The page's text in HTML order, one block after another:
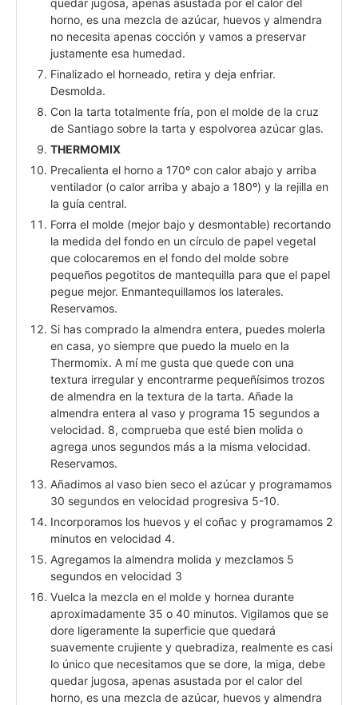
horno, es una mezcla de azúcar, huevos y almendra
no necesita apenas cocción y vamos a preservar
justamente esa humedad.
Finalizado el horneado, retira y deja enfriar.
Desmolda.
Con la tarta totalmente fría, pon el molde de la cruz
de Santiago sobre la tarta y espolvorea azúcar glas.
THERMOMIX
Precalienta el horno a 170º con calor abajo y arriba
ventilador (o calor arriba y abajo a 180º) y la rejilla en
la guía central.
Forra el molde (mejor bajo y desmontable) recortando
la medida del fondo en un círculo de papel vegetal
que colocaremos en el fondo del molde sobre
pequeños pegotitos de mantequilla para que el papel
pegue mejor. Enmantequillamos los laterales.
Reservamos.
Si has comprado la almendra entera, puedes molerla
en casa, yo siempre que puedo la muelo en la
Thermomix. A mí me gusta que quede con una
textura irregular y encontrarme pequeñísimos trozos
de almendra en la textura de la tarta. Añade la
almendra entera al vaso y programa 15 segundos a
velocidad. 8, comprueba que esté bien molida o
agrega unos segundos más a la misma velocidad.
Reservamos.
Añadimos al vaso bien seco el azúcar y programamos
30 segundos en velocidad progresiva 5-10.
Incorporamos los huevos y el coñac y programamos 2
minutos en velocidad 4.
Agregamos la almendra molida y mezclamos 5
segundos en velocidad 3
Vuelca la mezcla en el molde y hornea durante
aproximadamente 35 o 40 minutos. Vigilamos que se
dore ligeramente la superficie que quedará
suavemente crujiente y quebradiza, realmente es casi
lo único que necesitamos que se dore, la miga, debe
quedar jugosa, apenas asustada por el calor del
horno, es una mezcla de azúcar, huevos y almendra